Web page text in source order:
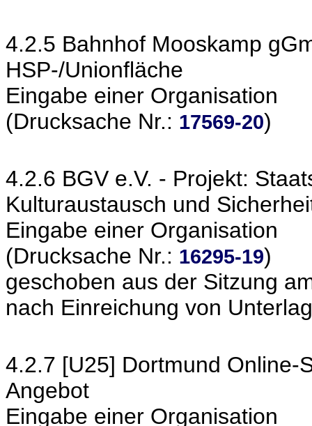
4.2.5 Bahnhof Mooskamp
HSP-/Unionfläche
Eingabe einer Organisation
(Drucksache Nr.: 17569-20)
4.2.6 BGV e.V. - Projekt:
Kulturaustausch und
Eingabe einer Organisation
(Drucksache Nr.: 16295-19)
geschoben aus der Sitzung
nach Einreichung von
4.2.7 [U25] Dortmund Online-
Angebot
Eingabe einer Organisation